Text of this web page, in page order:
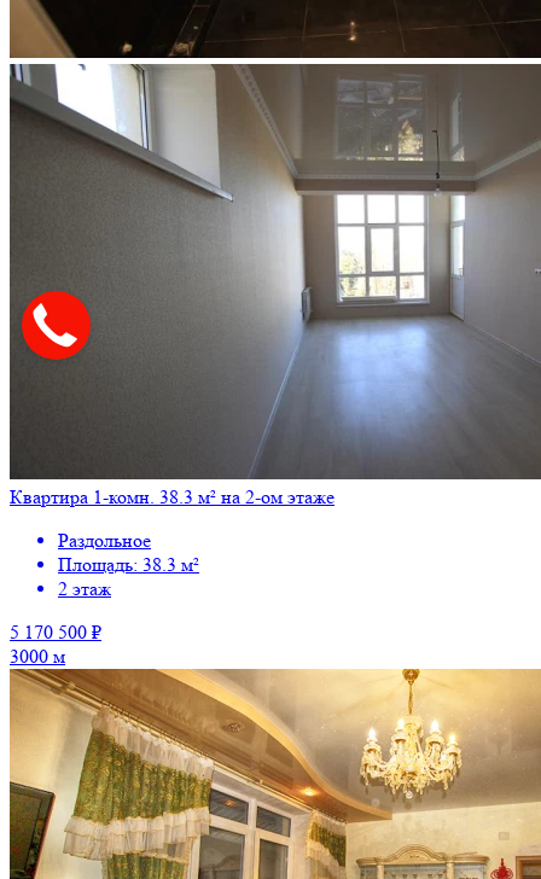
Квартира 1-комн. 38.3 м² на 2-ом этаже
Раздольное
Площадь: 38.3 м²
2 этаж
5 170 500 ₽
3000 м